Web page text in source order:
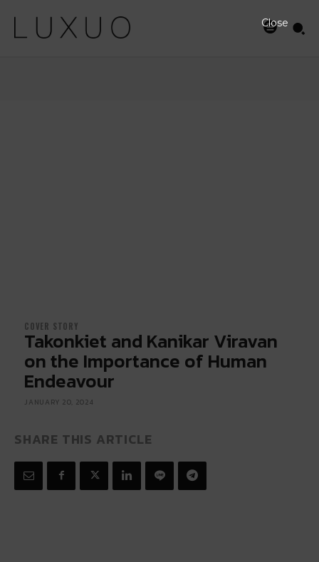
COVER STORY
Takonkiet and Kanikar Viravan
on the Importance of Human
Endeavour
JANUARY 20, 2024
SHARE THIS ARTICLE
Close